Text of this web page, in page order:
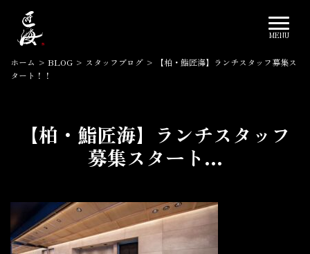
ホーム > BLOG > スタッフブログ >
【柏・鮨匠海】ランチスタッフ募集ス
タート！！
【柏・鮨匠海】ランチスタッフ
募集スタート...